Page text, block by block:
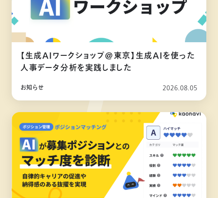
【生成AIワークショップ@東京】生成AIを使った
人事データ分析を実践しました
お知らせ 2026.08.05